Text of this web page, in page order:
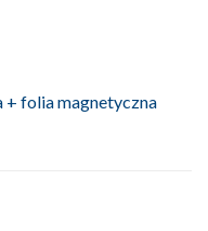
+ folia magnetyczna